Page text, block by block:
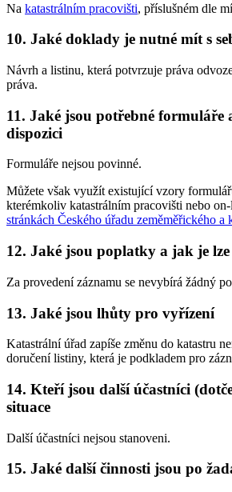
Na katastrálním pracovišti, příslušném dle
10. Jaké doklady je nutné mít s
Návrh a listinu, která potvrzuje práva
práva.
11. Jaké jsou potřebné formuláře
dispozici
Formuláře nejsou povinné.
Můžete však využít existující vzory
kterémkoliv katastrálním pracovišti nebo
stránkách Českého úřadu zeměměřického a
12. Jaké jsou poplatky a jak je
Za provedení záznamu se nevybírá žádný
13. Jaké jsou lhůty pro vyřízení
Katastrální úřad zapíše změnu do katastru
doručení listiny, která je podkladem pro
14. Kteří jsou další účastníci
situace
Další účastníci nejsou stanoveni.
15. Jaké další činnosti jsou po